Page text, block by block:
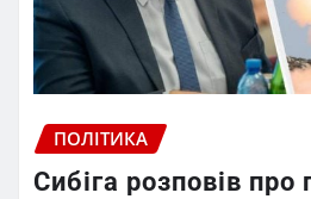
ПОЛІТИКА
Сибіга розповів про